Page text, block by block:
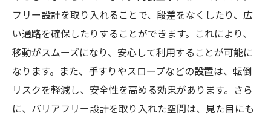
フリー設計を取り入れることで、段差をなくしたり、広
い通路を確保したりすることができます。これにより、
移動がスムーズになり、安心して利用することが可能に
なります。また、手すりやスロープなどの設置は、転倒
リスクを軽減し、安全性を高める効果があります。さら
に、バリアフリー設計を取り入れた空間は、見た目にも